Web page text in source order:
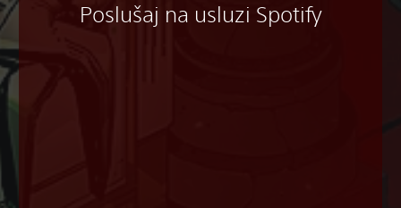
Poslušaj na usluzi Spotify